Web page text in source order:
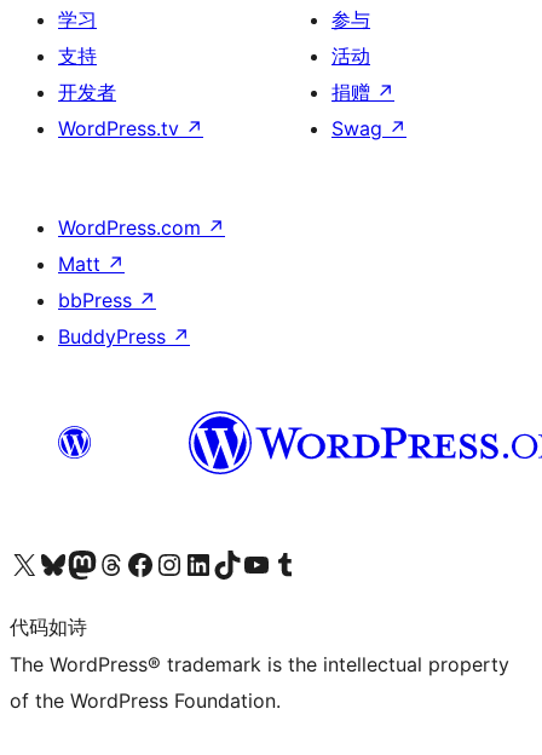
学习
支持
开发者
WordPress.tv ↗
参与
活动
捐赠 ↗
Swag ↗
WordPress.com ↗
Matt ↗
bbPress ↗
BuddyPress ↗
关注我们的 X（原 Twitter）账号访问我们的 Bluesky 账号关注我们的 Mastodon 账号访问我们的 Threads 账号 访问我们的 Facebook 公共主页关注我们的 Instagram 账号 关注我们的 LinkedIn 主页访问我们的 TikTok 账号访问我们的 YouTube 频道 访问我们的 Tumblr 账号
代码如诗
The WordPress® trademark is the intellectual property
of the WordPress Foundation.